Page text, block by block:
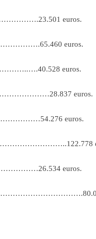
euros.
euros.
euros.
euros.
euros.
euros.